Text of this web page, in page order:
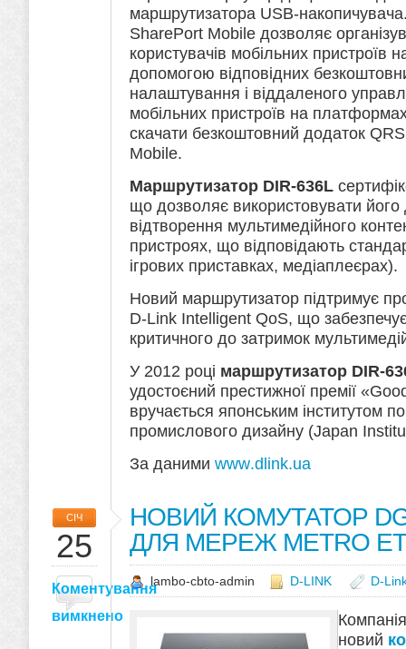
маршрутизатора USB-
SharePort Mobile дозволяє
користувачів мобільних пристроїв
допомогою відповідних
налаштування і віддаленого
мобільних пристроїв на
скачати безкоштовний додаток
Mobile.
Маршрутизатор DIR-636L
що дозволяє використовувати його
відтворення мультимедійного
пристроях, що відповідають
ігрових приставках, медіаплеєрах).
Новий маршрутизатор підтримує
D-Link Intelligent QoS, що
критичного до затримок
У 2012 році маршрутизатор DIR-
удостоєний престижної премії
вручається японським інститутом
промислового дизайну (Japan
За даними www.dlink.ua
СІЧ
25
Коментування
вимкнено
НОВИЙ КОМУТАТОР
ДЛЯ МЕРЕЖ METRO
lambo-cbto-admin D-LINK D-
новий